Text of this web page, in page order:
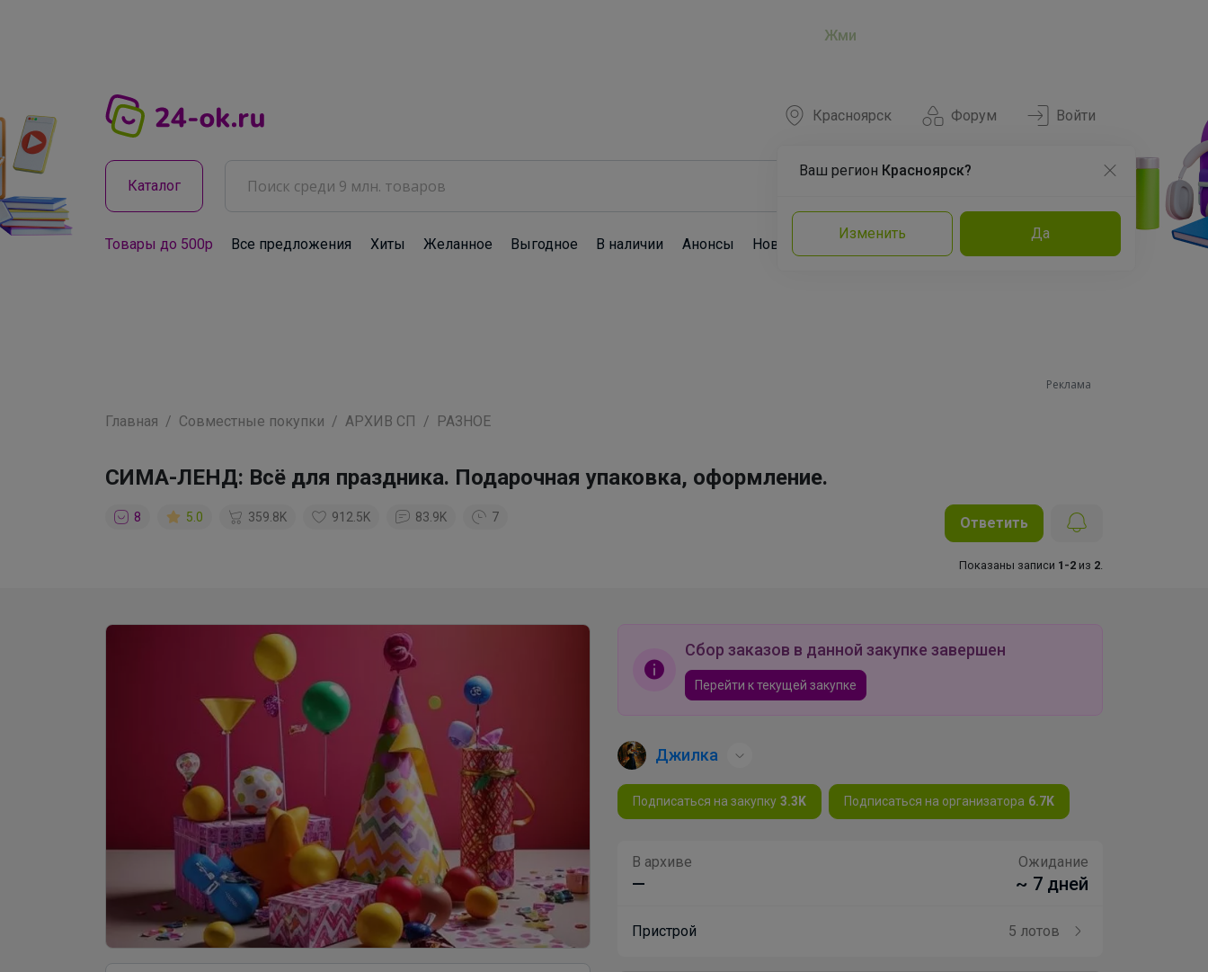
Жми
Форум
Красноярск
Ваш регион Красноярск?
Изменить Да
Войти
Каталог
Товары до 500р Все предложения Хиты Желанное Выгодное В наличии Анонсы Новости Команда Эксперты
Реклама
Главная Совместные покупки АРХИВ СП РАЗНОЕ
СИМА-ЛЕНД: Всё для праздника. Подарочная упаковка, оформление.
8 5.0 359.8K 912.5K 83.9K 7 Ответить
Показаны записи 1-2 из 2
Сбор заказов в данной закупке завершен
Перейти к текущей закупке
Джилка
Подписаться на закупку 3.3K Подписаться на организатора 6.7K
В архиве
—
Ожидание
~ 7 дней
Пристрой 5 лотов